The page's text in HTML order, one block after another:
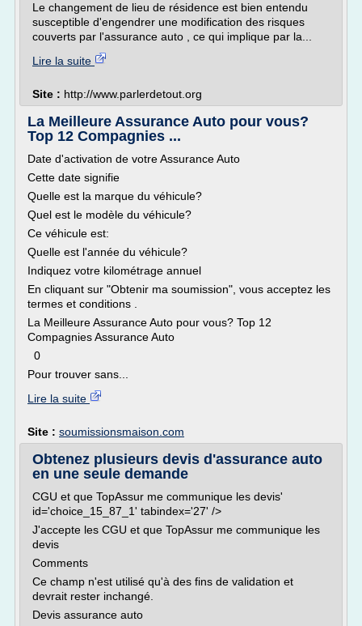
Le changement de lieu de résidence est bien entendu
susceptible d'engendrer une modification des risques
couverts par l'assurance auto , ce qui implique par la...
Lire la suite
Site : http://www.parlerdetout.org
La Meilleure Assurance Auto pour vous?
Top 12 Compagnies ...
Date d'activation de votre Assurance Auto
Cette date signifie
Quelle est la marque du véhicule?
Quel est le modèle du véhicule?
Ce véhicule est:
Quelle est l'année du véhicule?
Indiquez votre kilométrage annuel
En cliquant sur "Obtenir ma soumission", vous acceptez les
termes et conditions .
La Meilleure Assurance Auto pour vous? Top 12
Compagnies Assurance Auto
0
Pour trouver sans...
Lire la suite
Site : soumissionsmaison.com
Obtenez plusieurs devis d'assurance auto
en une seule demande
CGU et que TopAssur me communique les devis'
id='choice_15_87_1' tabindex='27' />
J'accepte les CGU et que TopAssur me communique les
devis
Comments
Ce champ n'est utilisé qu'à des fins de validation et
devrait rester inchangé.
Devis assurance auto